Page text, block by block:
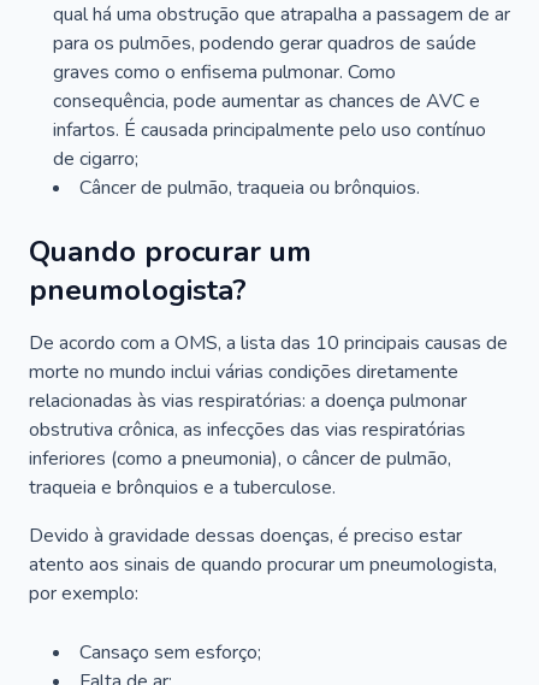
qual há uma obstrução que atrapalha a passagem de ar
para os pulmões, podendo gerar quadros de saúde
graves como o enfisema pulmonar. Como
consequência, pode aumentar as chances de AVC e
infartos. É causada principalmente pelo uso contínuo
de cigarro;
Câncer de pulmão, traqueia ou brônquios.
Quando procurar um
pneumologista?
De acordo com a OMS, a lista das 10 principais causas de
morte no mundo inclui várias condições diretamente
relacionadas às vias respiratórias: a doença pulmonar
obstrutiva crônica, as infecções das vias respiratórias
inferiores (como a pneumonia), o câncer de pulmão,
traqueia e brônquios e a tuberculose.
Devido à gravidade dessas doenças, é preciso estar
atento aos sinais de quando procurar um pneumologista,
por exemplo:
Cansaço sem esforço;